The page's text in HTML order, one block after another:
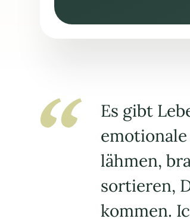
Es gibt
lähmen,
sortieren,
kommen.